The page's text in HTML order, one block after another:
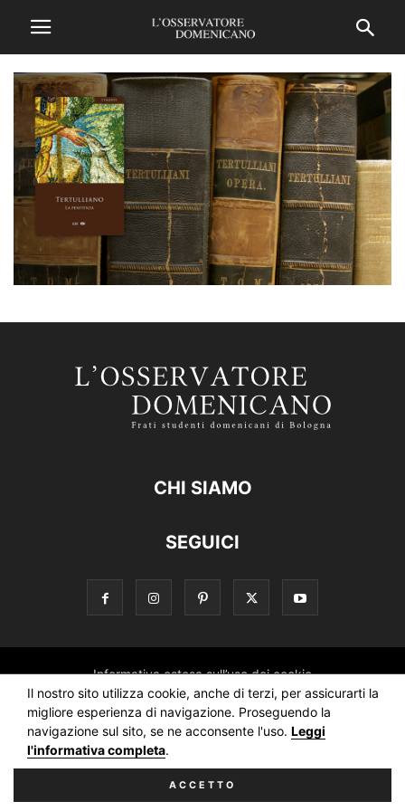
Il nostro sito utilizza cookie, anche di terzi, per assicurarti la
migliore esperienza di navigazione. Proseguendo la
navigazione sul sito, se ne acconsente l'uso. Leggi
l'informativa completa.
ACCETTO
CHI SIAMO
SEGUICI
Informativa estesa sull’uso dei cookie
Informativa sul trattamento dei dati della Newsletter
L'Osservatore Domenicano